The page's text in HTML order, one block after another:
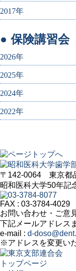
2017年
● 保険講習会
2026年
2025年
2024年
2022年
〒142-0064 東京都
昭和医科大学50年
FAX : 03-3784-4029
お問い合わせ・ご意
下記メールアドレス
e-mail : d-
※アドレスを変更い
トップページ